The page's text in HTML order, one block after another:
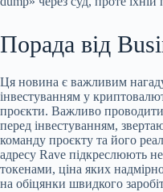
Порада від
Ця новина є важливим
інвестуванням у
проєкти. Важливо
перед інвестуванням,
команду проєкту та його
адресу Rave підкреслюють
токенами, ціна яких
на обіцянки швидкого